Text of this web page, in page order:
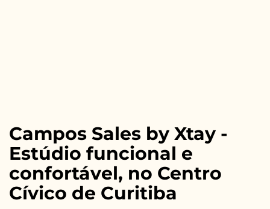
Campos Sales by Xtay -
Estúdio funcional e
confortável, no Centro
Cívico de Curitiba